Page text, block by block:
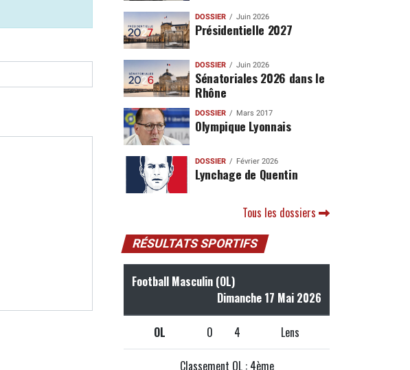
DOSSIER Juin 2026
Présidentielle 2027
DOSSIER Juin 2026
Sénatoriales 2026 dans le
Rhône
DOSSIER Mars 2017
Olympique Lyonnais
DOSSIER Février 2026
Lynchage de Quentin
Tous les dossiers
RÉSULTATS SPORTIFS
Football Masculin (OL)
Dimanche 17 Mai 2026
OL 0 4 Lens
Classement OL : 4ème